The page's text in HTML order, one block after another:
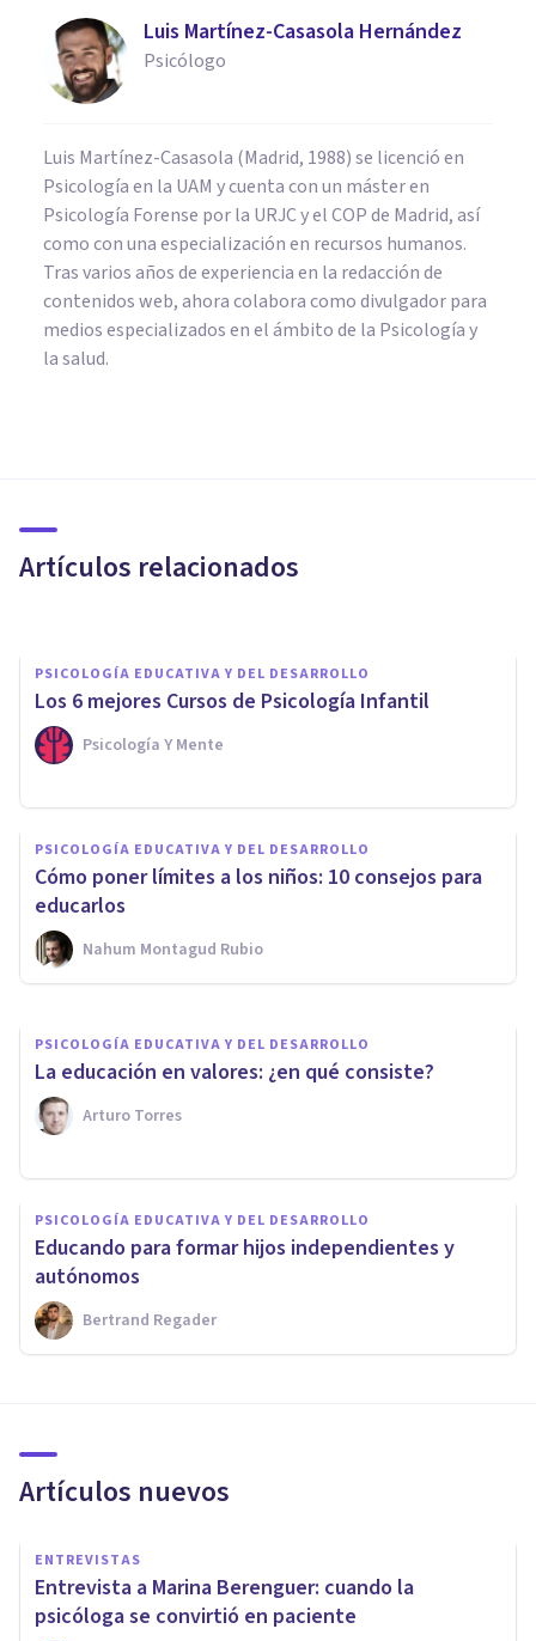
Luis Martínez-Casasola Hernández
Psicólogo
Luis Martínez-Casasola (Madrid, 1988) se licenció en
Psicología en la UAM y cuenta con un máster en
Psicología Forense por la URJC y el COP de Madrid, así
como con una especialización en recursos humanos.
Tras varios años de experiencia en la redacción de
contenidos web, ahora colabora como divulgador para
medios especializados en el ámbito de la Psicología y
la salud.
Artículos relacionados
Vygotsky
PSICOLOGÍA EDUCATIVA Y DEL DESARROLLO
Los 6 mejores Cursos de Psicología Infantil
Psicología Y Mente
PSICOLOGÍA EDUCATIVA Y DEL DESARROLLO
Cómo poner límites a los niños: 10 consejos para
educarlos
Nahum Montagud Rubio
Cómo educar las emociones de
los niños, en 3 claves (y
beneficios)
Bertrand Regader
PSICOLOGÍA EDUCATIVA Y DEL DESARROLLO
​La educación en valores: ¿en qué consiste?
Arturo Torres
PSICOLOGÍA EDUCATIVA Y DEL DESARROLLO
​Educando para formar hijos independientes y
autónomos
Bertrand Regader
Artículos nuevos
ENTREVISTAS
Entrevista a Marina Berenguer: cuando la
psicóloga se convirtió en paciente